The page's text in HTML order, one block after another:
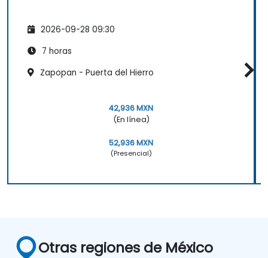
2026-09-28 09:30
7 horas
Zapopan - Puerta del Hierro
42,936 MXN
(En línea)
52,936 MXN
(Presencial)
Otras regiones de México